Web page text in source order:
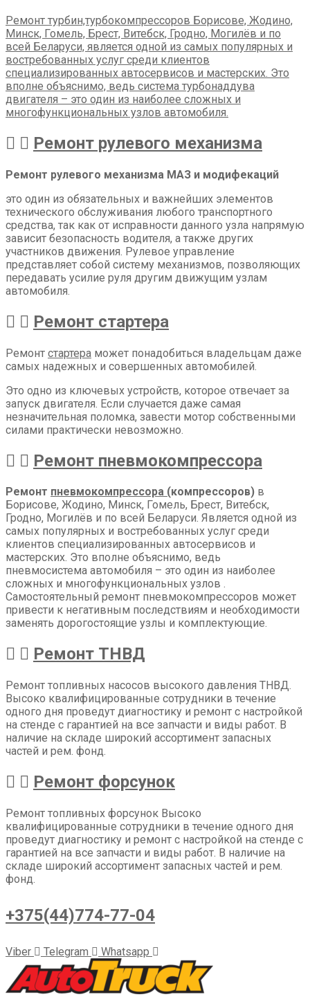
Ремонт турбин,турбокомпрессоров Борисове, Жодино,
Минск, Гомель, Брест, Витебск, Гродно, Могилёв и по
всей Беларуси, является одной из самых популярных и
востребованных услуг среди клиентов
специализированных автосервисов и мастерских. Это
вполне объяснимо, ведь система турбонаддува
двигателя – это один из наиболее сложных и
многофункциональных узлов автомобиля.
Ремонт рулевого механизма
Ремонт рулевого механизма МАЗ и модифекаций
это один из обязательных и важнейших элементов
технического обслуживания любого транспортного
средства, так как от исправности данного узла напрямую
зависит безопасность водителя, а также других
участников движения. Рулевое управление
представляет собой систему механизмов, позволяющих
передавать усилие руля другим движущим узлам
автомобиля.
Ремонт стартера
Ремонт стартера может понадобиться владельцам даже
самых надежных и совершенных автомобилей.
Это одно из ключевых устройств, которое отвечает за
запуск двигателя. Если случается даже самая
незначительная поломка, завести мотор собственными
силами практически невозможно.
Ремонт пневмокомпрессора
Ремонт пневмокомпрессора (компрессоров) в
Борисове, Жодино, Минск, Гомель, Брест, Витебск,
Гродно, Могилёв и по всей Беларуси. Является одной из
самых популярных и востребованных услуг среди
клиентов специализированных автосервисов и
мастерских. Это вполне объяснимо, ведь
пневмосистема автомобиля – это один из наиболее
сложных и многофункциональных узлов .
Самостоятельный ремонт пневмокомпрессоров может
привести к негативным последствиям и необходимости
заменять дорогостоящие узлы и комплектующие.
Ремонт ТНВД
Ремонт топливных насосов высокого давления ТНВД.
Высоко квалифицированные сотрудники в течение
одного дня проведут диагностику и ремонт с настройкой
на стенде с гарантией на все запчасти и виды работ. В
наличие на складе широкий ассортимент запасных
частей и рем. фонд.
Ремонт форсунок
Ремонт топливных форсунок Высоко
квалифицированные сотрудники в течение одного дня
проведут диагностику и ремонт с настройкой на стенде с
гарантией на все запчасти и виды работ. В наличие на
складе широкий ассортимент запасных частей и рем.
фонд.
+375(44)774-77-04
Viber Telegram Whatsapp